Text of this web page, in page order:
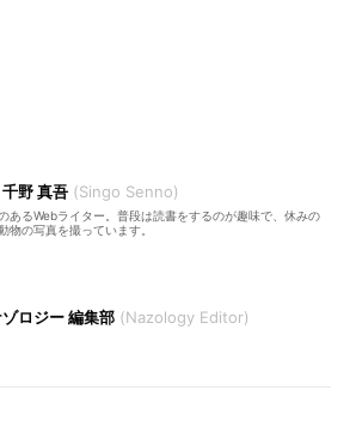
千野 真吾 Singo Senno
あるWebライター。普段は読書をするのが趣味で、休みの
物の写真を撮っています。
ロジー 編集部 Nazology Editor